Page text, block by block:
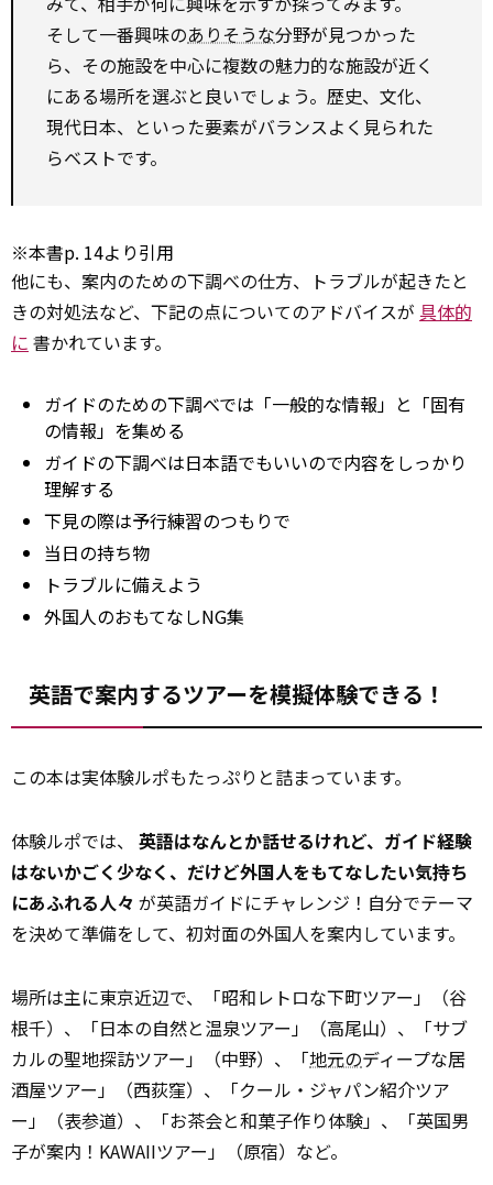
そして一番興味のありそうな分野が見つかった
ら、その施設を中心に複数の魅力的な施設が近く
にある場所を選ぶと良いでしょう。歴史、文化、
現代日本、といった要素がバランスよく見られた
らベストです。
※本書p. 14より引用
他にも、案内のための下調べの仕方、トラブルが起きたと
きの対処法など、下記の点についてのアドバイスが 具体的
に 書かれています。
ガイドのための下調べでは「一般的な情報」と「固有
の情報」を集める
ガイドの下調べは日本語でもいいので内容をしっかり
理解する
下見の際は予行練習のつもりで
当日の持ち物
トラブルに備えよう
外国人のおもてなしNG集
英語で案内するツアーを模擬体験できる！
この本は実体験ルポもたっぷりと詰まっています。
体験ルポでは、 英語はなんとか話せるけれど、ガイド経験
はないかごく少なく、だけど外国人をもてなしたい気持ち
にあふれる人々 が英語ガイドにチャレンジ！自分でテーマ
を決めて準備をして、初対面の外国人を案内しています。
場所は主に東京近辺で、「昭和レトロな下町ツアー」（谷
根千）、「日本の自然と温泉ツアー」（高尾山）、「サブ
カルの聖地探訪ツアー」（中野）、「地元のディープな居
酒屋ツアー」（西荻窪）、「クール・ジャパン紹介ツア
ー」（表参道）、「お茶会と和菓子作り体験」、「英国男
子が案内！KAWAIIツアー」（原宿）など。